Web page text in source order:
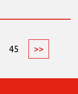
45 >>